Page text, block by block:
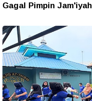
Gagal Pimpin Jam'iyah